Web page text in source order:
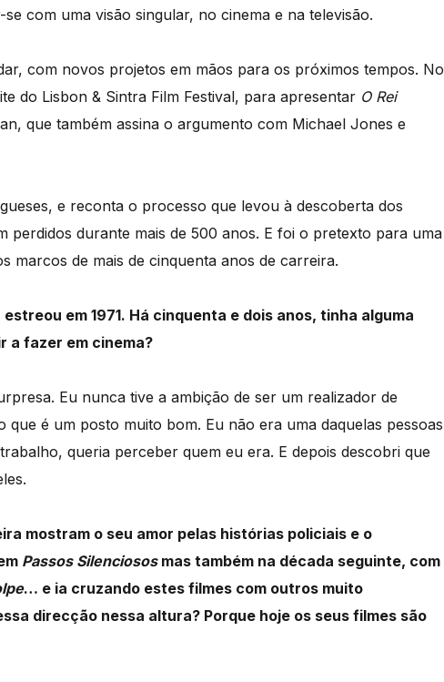
com uma visão singular, no cinema e na televisão.
com novos projetos em mãos para os próximos tempos. No
do Lisbon & Sintra Film Festival, para apresentar O Rei
que também assina o argumento com Michael Jones e
e reconta o processo que levou à descoberta dos
perdidos durante mais de 500 anos. E foi o pretexto para uma
marcos de mais de cinquenta anos de carreira.
estreou em 1971. Há cinquenta e dois anos, tinha alguma
a fazer em cinema?
Eu nunca tive a ambição de ser um realizador de
é um posto muito bom. Eu não era uma daquelas pessoas
queria perceber quem eu era. E depois descobri que
mostram o seu amor pelas histórias policiais e o
Passos Silenciososmas também na década seguinte, com
… e ia cruzando estes filmes com outros muito
direcção nessa altura? Porque hoje os seus filmes são